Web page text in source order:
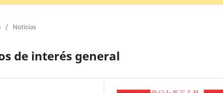
/ Noticias
de interés general